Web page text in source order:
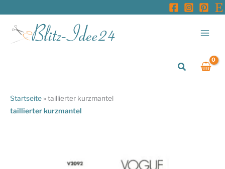
springen
Suchen
Startseite »taillierter kurzmantel
taillierter kurzmantel